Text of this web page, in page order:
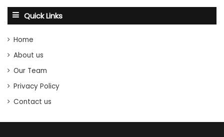
Quick Links
Home
About us
Our Team
Privacy Policy
Contact us